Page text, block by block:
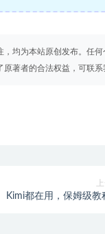
均为本站原创发布。任
著者的合法权益，可联系
Kimi都在用，保姆级教